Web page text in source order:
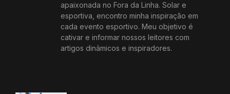
apaixonada no Fora da Linha. Solar e
esportiva, encontro minha inspiração em
cada evento esportivo. Meu objetivo é
cativar e informar nossos leitores com
artigos dinâmicos e inspiradores.